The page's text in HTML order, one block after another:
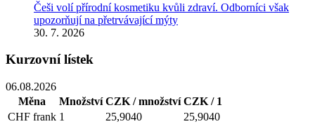
Češi volí přírodní kosmetiku kvůli zdraví. Odborníci však
upozorňují na přetrvávající mýty
30. 7. 2026
Kurzovní lístek
06.08.2026
Měna
Množství CZK / množství CZK / 1
CHF frank 1 25,9040
25,9040